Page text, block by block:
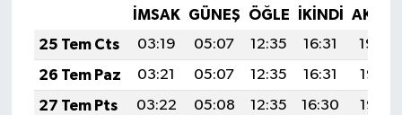
İMSAK GÜNEŞ ÖĞLE İKINDI
25 Tem Cts
03:19 05:07 12:35 16:31
19:54
26 Tem Paz
03:21 05:07 12:35 16:31
19:53
27 Tem Pts
03:22 05:08 12:35 16:30
19:52
Jandarma
Kadın